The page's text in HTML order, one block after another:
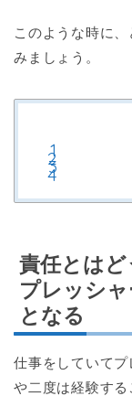
このような時に
みましょう。
責任とはど
プレッシ
となる
仕事をしていて
や二度は経験する